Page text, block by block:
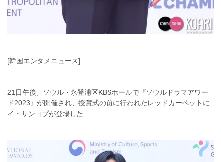
[韓国エンタメニュース]
21日午後、ソウル・永登浦区KBSホールで『ソウルドラマアワー
ド2023』が開催され、授賞式の前に行われたレッドカーペットに
イ・サンヨプが登場した